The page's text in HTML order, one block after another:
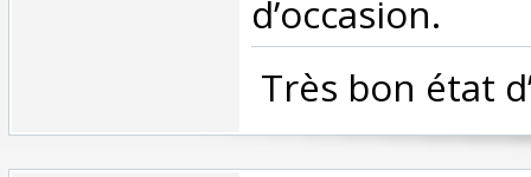
d’occasion.‎
Très bon état